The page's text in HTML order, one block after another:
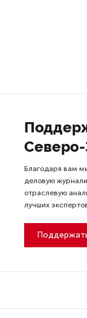
Благодаря вам
деловую
отраслевую
лучших